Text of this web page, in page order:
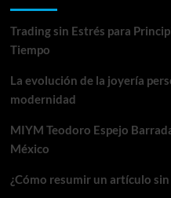
Trading sin Estrés para
Tiempo
La evolución de la joyería
modernidad
MIYM Teodoro Espejo
México
¿Cómo resumir un artículo sin